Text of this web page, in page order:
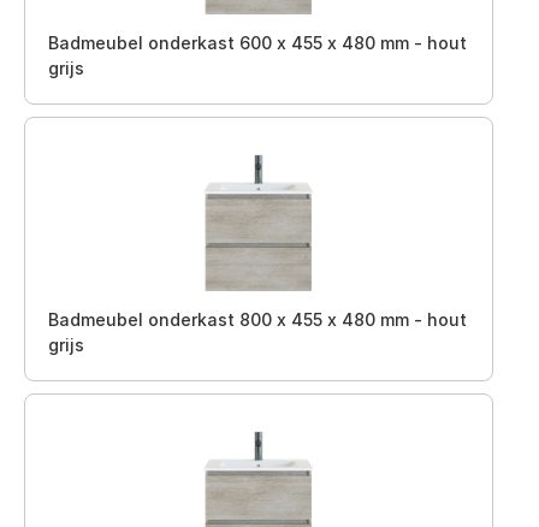
Badmeubel onderkast 600 x 455 x 480 mm - hout
grijs
Badmeubel onderkast 800 x 455 x 480 mm - hout
grijs